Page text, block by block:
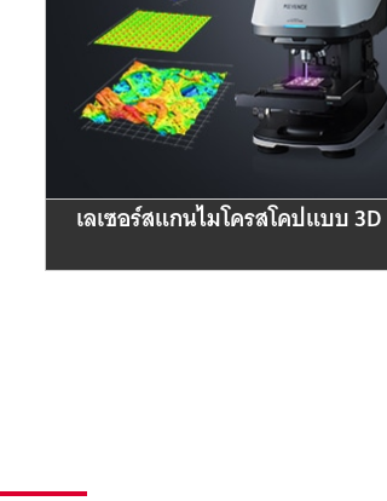
เลเซอร์สแกนไมโครสโคปแบบ 3D